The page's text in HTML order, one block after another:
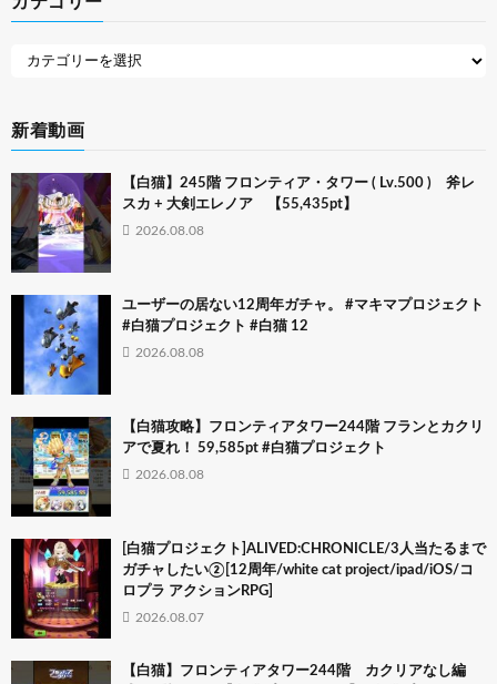
新着動画
【白猫】245階 フロンティア・タワー ( Lv.500 ) 斧レ
スカ + 大剣エレノア 【55,435pt】
2026.08.08
ユーザーの居ない12周年ガチャ。 #マキマプロジェクト
#白猫プロジェクト #白猫 12
2026.08.08
【白猫攻略】フロンティアタワー244階 フランとカクリ
アで夏れ！ 59,585pt #白猫プロジェクト
2026.08.08
[白猫プロジェクト]ALIVED:CHRONICLE/3人当たるまで
ガチャしたい②[12周年/white cat project/ipad/iOS/コ
ロプラ アクションRPG]
2026.08.07
【白猫】フロンティアタワー244階 カクリアなし編